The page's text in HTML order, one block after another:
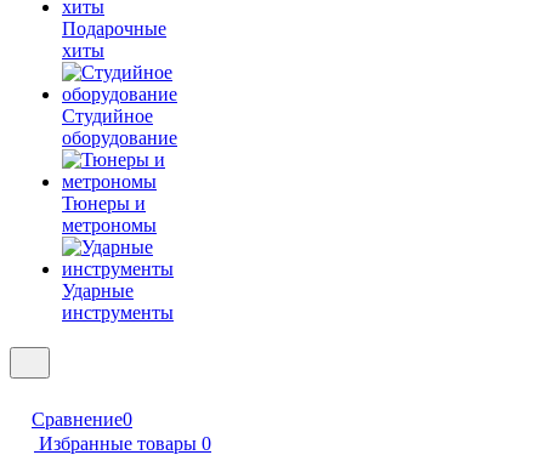
Подарочные
хиты
Студийное
оборудование
Тюнеры и
метрономы
Ударные
инструменты
Сравнение0
Избранные товары 0